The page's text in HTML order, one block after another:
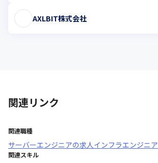
AXLBIT株式会社
関連リンク
関連職種
サーバーエンジニアの求人インフラエンジニア
関連スキル